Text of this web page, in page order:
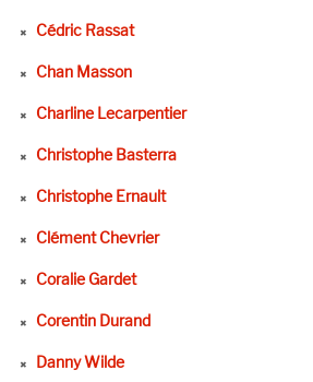
Cédric Rassat
Chan Masson
Charline Lecarpentier
Christophe Basterra
Christophe Ernault
Clément Chevrier
Coralie Gardet
Corentin Durand
Danny Wilde